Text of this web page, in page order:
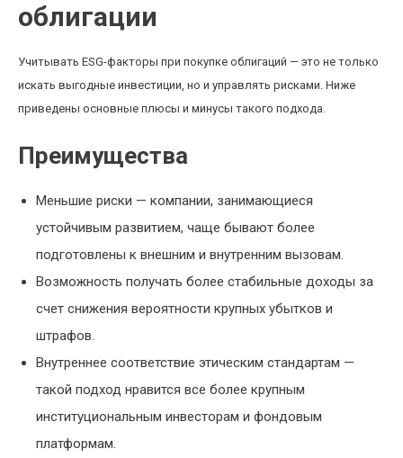
облигации
Учитывать ESG-факторы при покупке облигаций — это не только
искать выгодные инвестиции, но и управлять рисками. Ниже
приведены основные плюсы и минусы такого подхода.
Преимущества
Меньшие риски — компании, занимающиеся
устойчивым развитием, чаще бывают более
подготовлены к внешним и внутренним вызовам.
Возможность получать более стабильные доходы за
счет снижения вероятности крупных убытков и
штрафов.
Внутреннее соответствие этическим стандартам —
такой подход нравится все более крупным
институциональным инвесторам и фондовым
платформам.